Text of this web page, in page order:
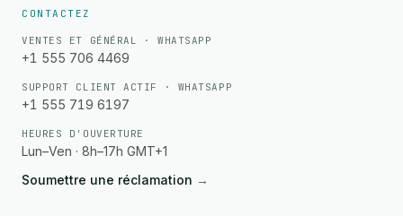
CONTACTEZ
VENTES ET GÉNÉRAL · WHATSAPP
+1 555 706 4469
SUPPORT CLIENT ACTIF · WHATSAPP
+1 555 719 6197
HEURES D'OUVERTURE
Lun–Ven · 8h–17h GMT+1
Soumettre une réclamation →